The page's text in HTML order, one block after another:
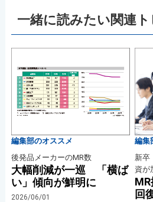
一緒に読みたい関連
編集部のオススメ
後発品メーカーのMR数
大幅削減が一巡 「横ば
い」傾向が鮮明に
2026/06/01
編集
新卒
資が
回